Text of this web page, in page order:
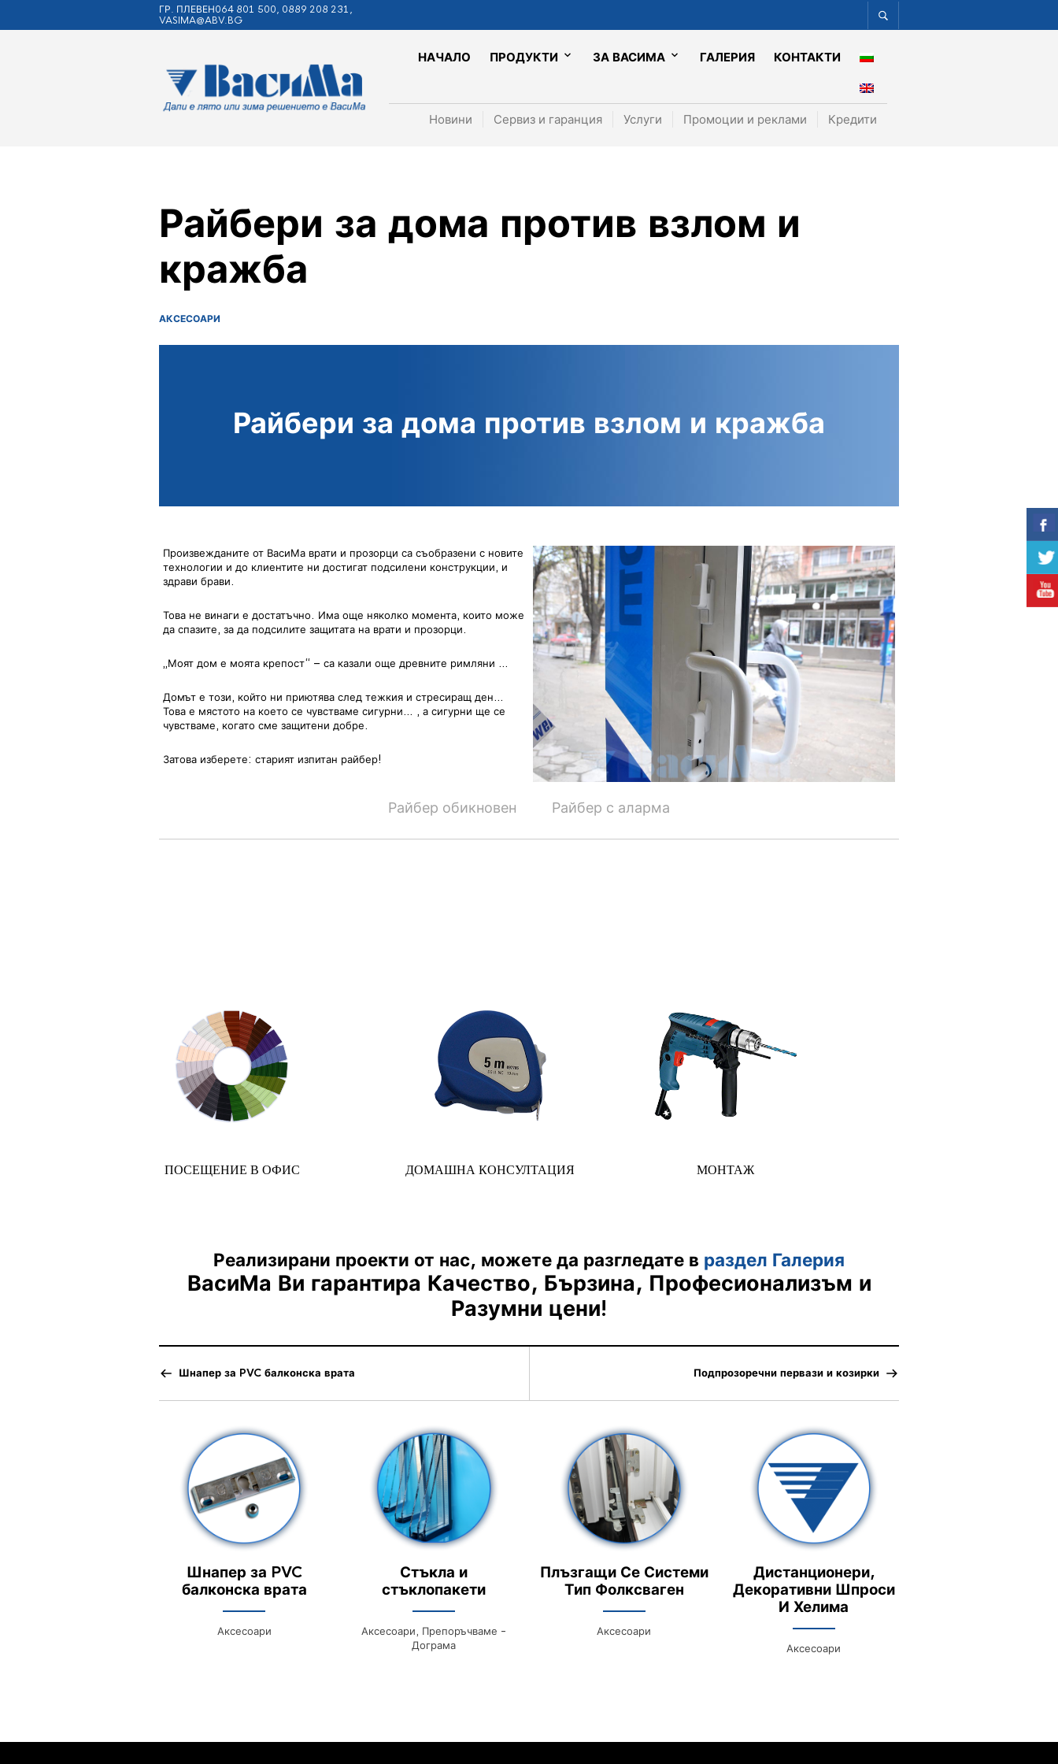
ГР. ПЛЕВЕН064 801 500, 0889 208 231,
VASIMA@ABV.BG
НАЧАЛО ПРОДУКТИ ЗА ВАСИМА ГАЛЕРИЯ КОНТАКТИ
Новини Сервиз и гаранция Услуги Промоции и реклами Кредити
Райбери за дома против взлом и
кражба
АКСЕСОАРИ
Райбери за дома против взлом и кражба
Произвежданите от ВасиМа врати и прозорци са съобразени с новите
технологии и до клиентите ни достигат подсилени конструкции, и
здрави брави.
Това не винаги е достатъчно. Има още няколко момента, които може
да спазите, за да подсилите защитата на врати и прозорци.
„Моят дом е моята крепост“ – са казали още древните римляни …
Домът е този, който ни приютява след тежкия и стресиращ ден…
Това е мястото на което се чувстваме сигурни… , а сигурни ще се
чувстваме, когато сме защитени добре.
Затова изберете: старият изпитан райбер!
Райбер обикновен Райбер с аларма
ПОСЕЩЕНИЕ В ОФИС ДОМАШНА КОНСУЛТАЦИЯ МОНТАЖ
Реализирани проекти от нас, можете да разгледате в раздел Галерия
ВасиМа Ви гарантира Качество, Бързина, Професионализъм и
Разумни цени!
Шнапер за PVC балконска врата Подпрозоречни первази и козирки
Шнапер за PVC
балконска врата
Аксесоари
Стъкла и
стъклопакети
Аксесоари, Препоръчваме -
Дограма
Плъзгащи Се Системи
Тип Фолксваген
Аксесоари
Дистанционери,
Декоративни Шпроси
И Хелима
Аксесоари